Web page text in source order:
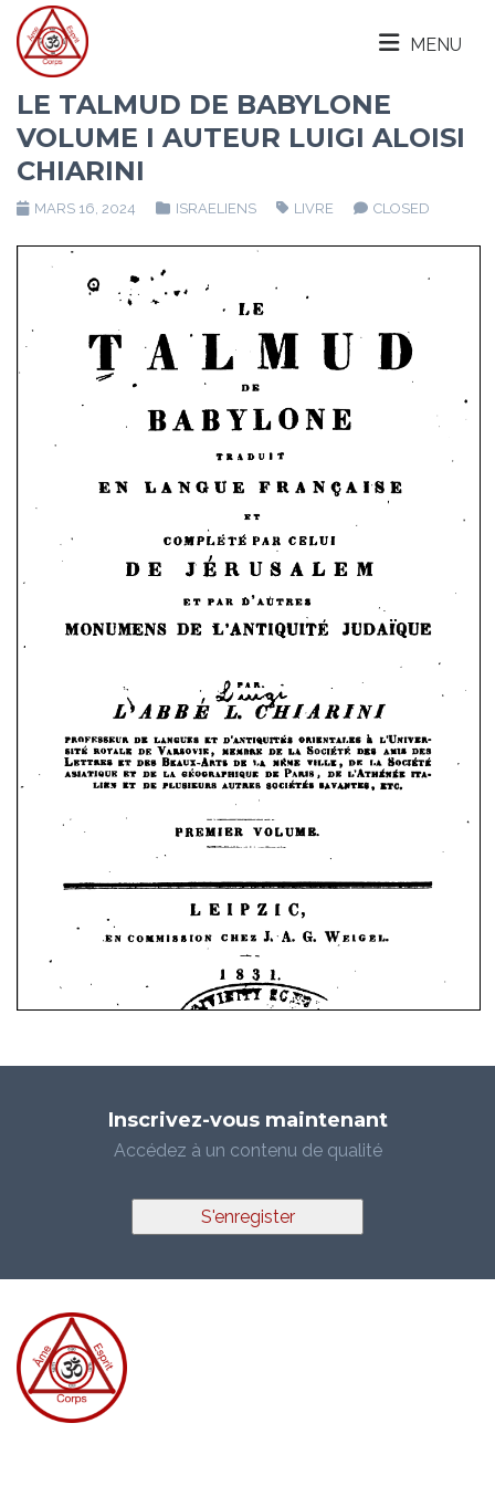
MENU
LE TALMUD DE BABYLONE
VOLUME I AUTEUR LUIGI ALOISI
CHIARINI
MARS 16, 2024 ISRAELIENS LIVRE CLOSED
Inscrivez-vous maintenant
Accédez à un contenu de qualité
S'enregister